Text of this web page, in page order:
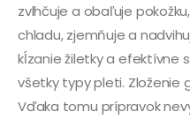
zvlhčuje a obaľuje
chladu, zjemňuje a
kĺzanie žiletky a efektívne
všetky typy pleti. Zloženie
Vďaka tomu prípravok